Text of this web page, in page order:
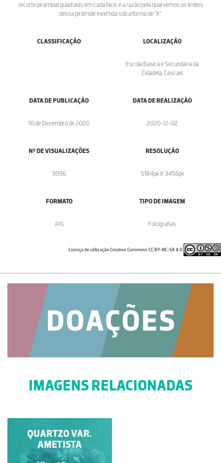
recorte piramidal quadrado, em cada face, é a razão pela qual vemos os limites
dessa pirâmide invertida sob a forma de “X”.
CLASSIFICAÇÃO LOCALIZAÇÃO
Escola Básica e Secundária da
Cidadela, Cascais
DATA DE PUBLICAÇÃO
10 de Dezembro de 2020
DATA DE REALIZAÇÃO
2020-12-02
Nº DE VISUALIZAÇÕES
9996
RESOLUÇÃO
5184px X 3456px
FORMATO
.JPG
TIPO DE IMAGEM
Fotografias
Licença de utilização Creative Commons CC BY-NC-SA 4.0
IMAGENS RELACIONADAS
GRANITO
PORFIRÓIDE
QUARTZO VAR.
AMETISTA